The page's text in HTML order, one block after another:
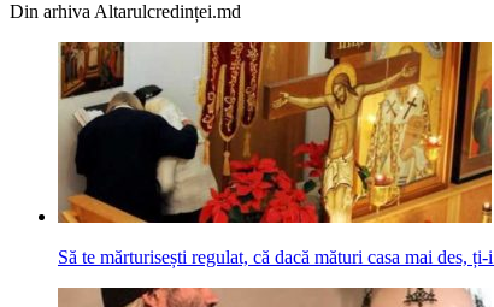
Din arhiva Altarulcredinței.md
Să te mărturisești regulat, că dacă mături casa mai des,